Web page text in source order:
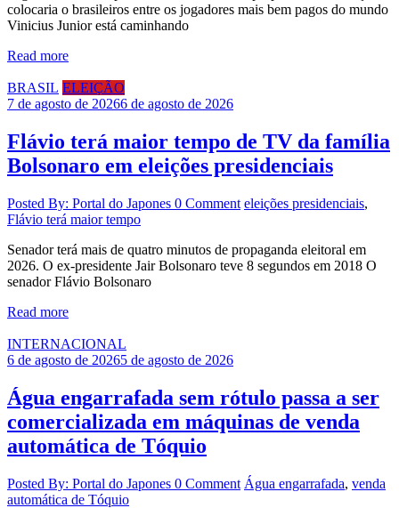
colocaria o brasileiros entre os jogadores mais bem pagos do mundo
Vinicius Junior está caminhando
Read more
BRASIL ELEIÇÃO
7 de agosto de 20266 de agosto de 2026
Flávio terá maior tempo de TV da família
Bolsonaro em eleições presidenciais
Posted By: Portal do Japones 0 Comment eleições presidenciais,
Flávio terá maior tempo
Senador terá mais de quatro minutos de propaganda eleitoral em
2026. O ex-presidente Jair Bolsonaro teve 8 segundos em 2018 O
senador Flávio Bolsonaro
Read more
INTERNACIONAL
6 de agosto de 20265 de agosto de 2026
Água engarrafada sem rótulo passa a ser
comercializada em máquinas de venda
automática de Tóquio
Posted By: Portal do Japones 0 Comment Água engarrafada, venda
automática de Tóquio